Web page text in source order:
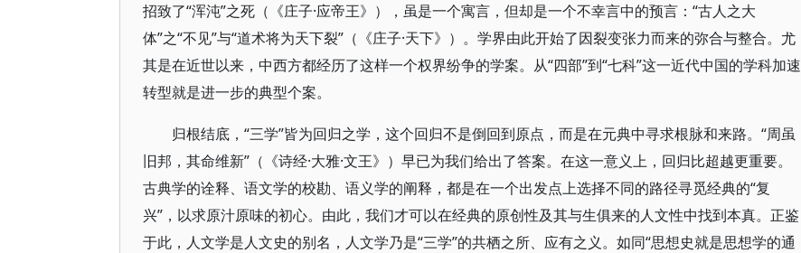
招致了“浑沌”之死（《庄子·应帝王》），虽是一个寓言，但却是一个不幸言中的预言：“古人之大
体”之“不见”与“道术将为天下裂”（《庄子·天下》）。学界由此开始了因裂变张力而来的弥合与整合。尤
其是在近世以来，中西方都经历了这样一个权界纷争的学案。从“四部”到“七科”这一近代中国的学科加速
转型就是进一步的典型个案。
归根结底，“三学”皆为回归之学，这个回归不是倒回到原点，而是在元典中寻求根脉和来路。“周虽
旧邦，其命维新”（《诗经·大雅·文王》）早已为我们给出了答案。在这一意义上，回归比超越更重要。
古典学的诠释、语文学的校勘、语义学的阐释，都是在一个出发点上选择不同的路径寻觅经典的“复
兴”，以求原汁原味的初心。由此，我们才可以在经典的原创性及其与生俱来的人文性中找到本真。正鉴
于此，人文学是人文史的别名，人文学乃是“三学”的共栖之所、应有之义。如同“思想史就是思想学的通